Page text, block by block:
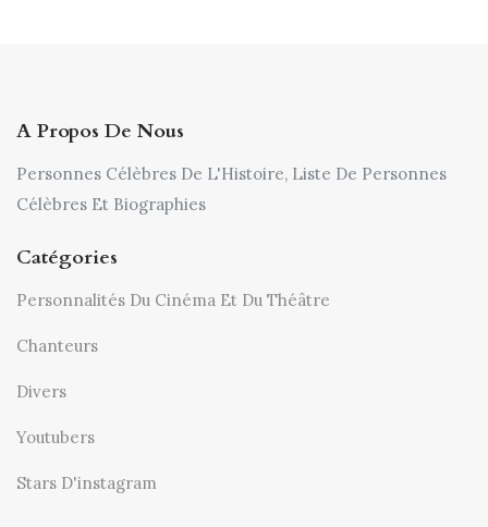
A Propos De Nous
Personnes Célèbres De L'Histoire, Liste De Personnes
Célèbres Et Biographies
Catégories
Personnalités Du Cinéma Et Du Théâtre
Chanteurs
Divers
Youtubers
Stars D'instagram